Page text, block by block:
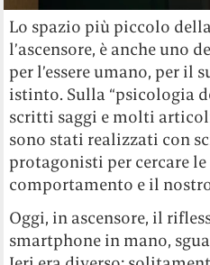
Lo spazio più piccolo
l’ascensore, è anche uno
per l’essere umano, per il
istinto. Sulla “psicologia
scritti saggi e molti
sono stati realizzati con
protagonisti per cercare
comportamento e il
Oggi, in ascensore, il
smartphone in mano,